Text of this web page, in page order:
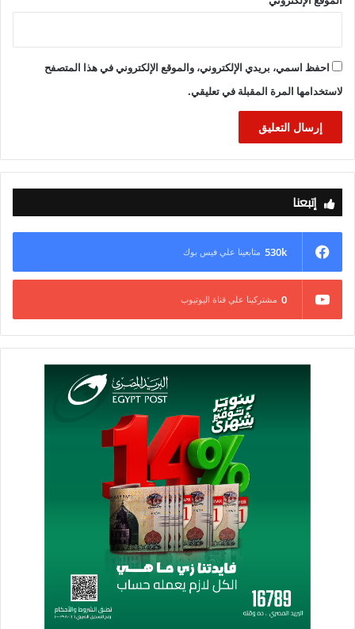
احفظ اسمي، بريدي الإلكتروني، والموقع الإلكتروني في هذا المتصفح
لاستخدامها المرة المقبلة في تعليقي.
إتبعنا
530k متابعينا علي فيس بوك
0 مشتركينا علي قناة اليوتيوب